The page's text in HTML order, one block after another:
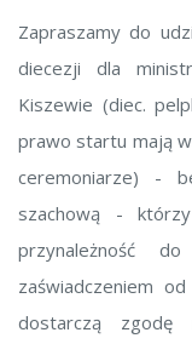
Zapraszamy do
diecezji dla
Kiszewie (diec.
prawo startu mają
ceremoniarze) -
szachową -
przynależność
zaświadczeniem
dostarczą zgodę